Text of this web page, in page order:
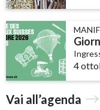
4
Vai all’agenda